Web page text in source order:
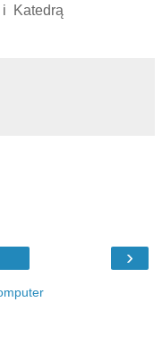
i Katedrą
›